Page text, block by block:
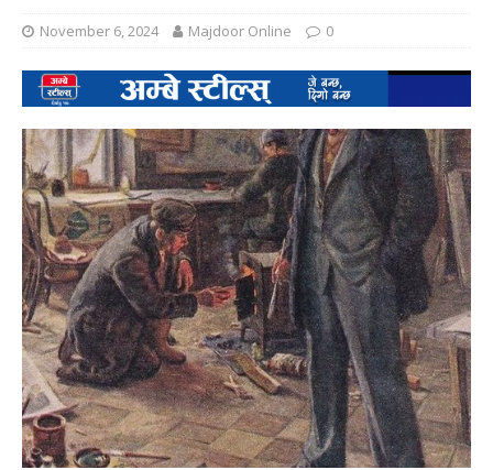
November 6, 2024 Majdoor Online 0